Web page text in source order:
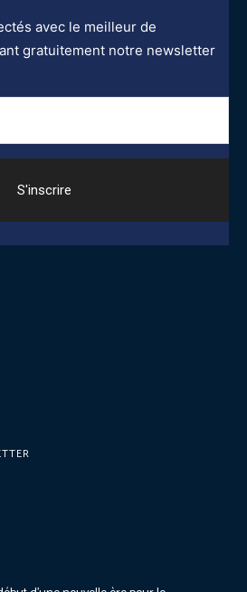
avec le meilleur de
gratuitement notre newsletter